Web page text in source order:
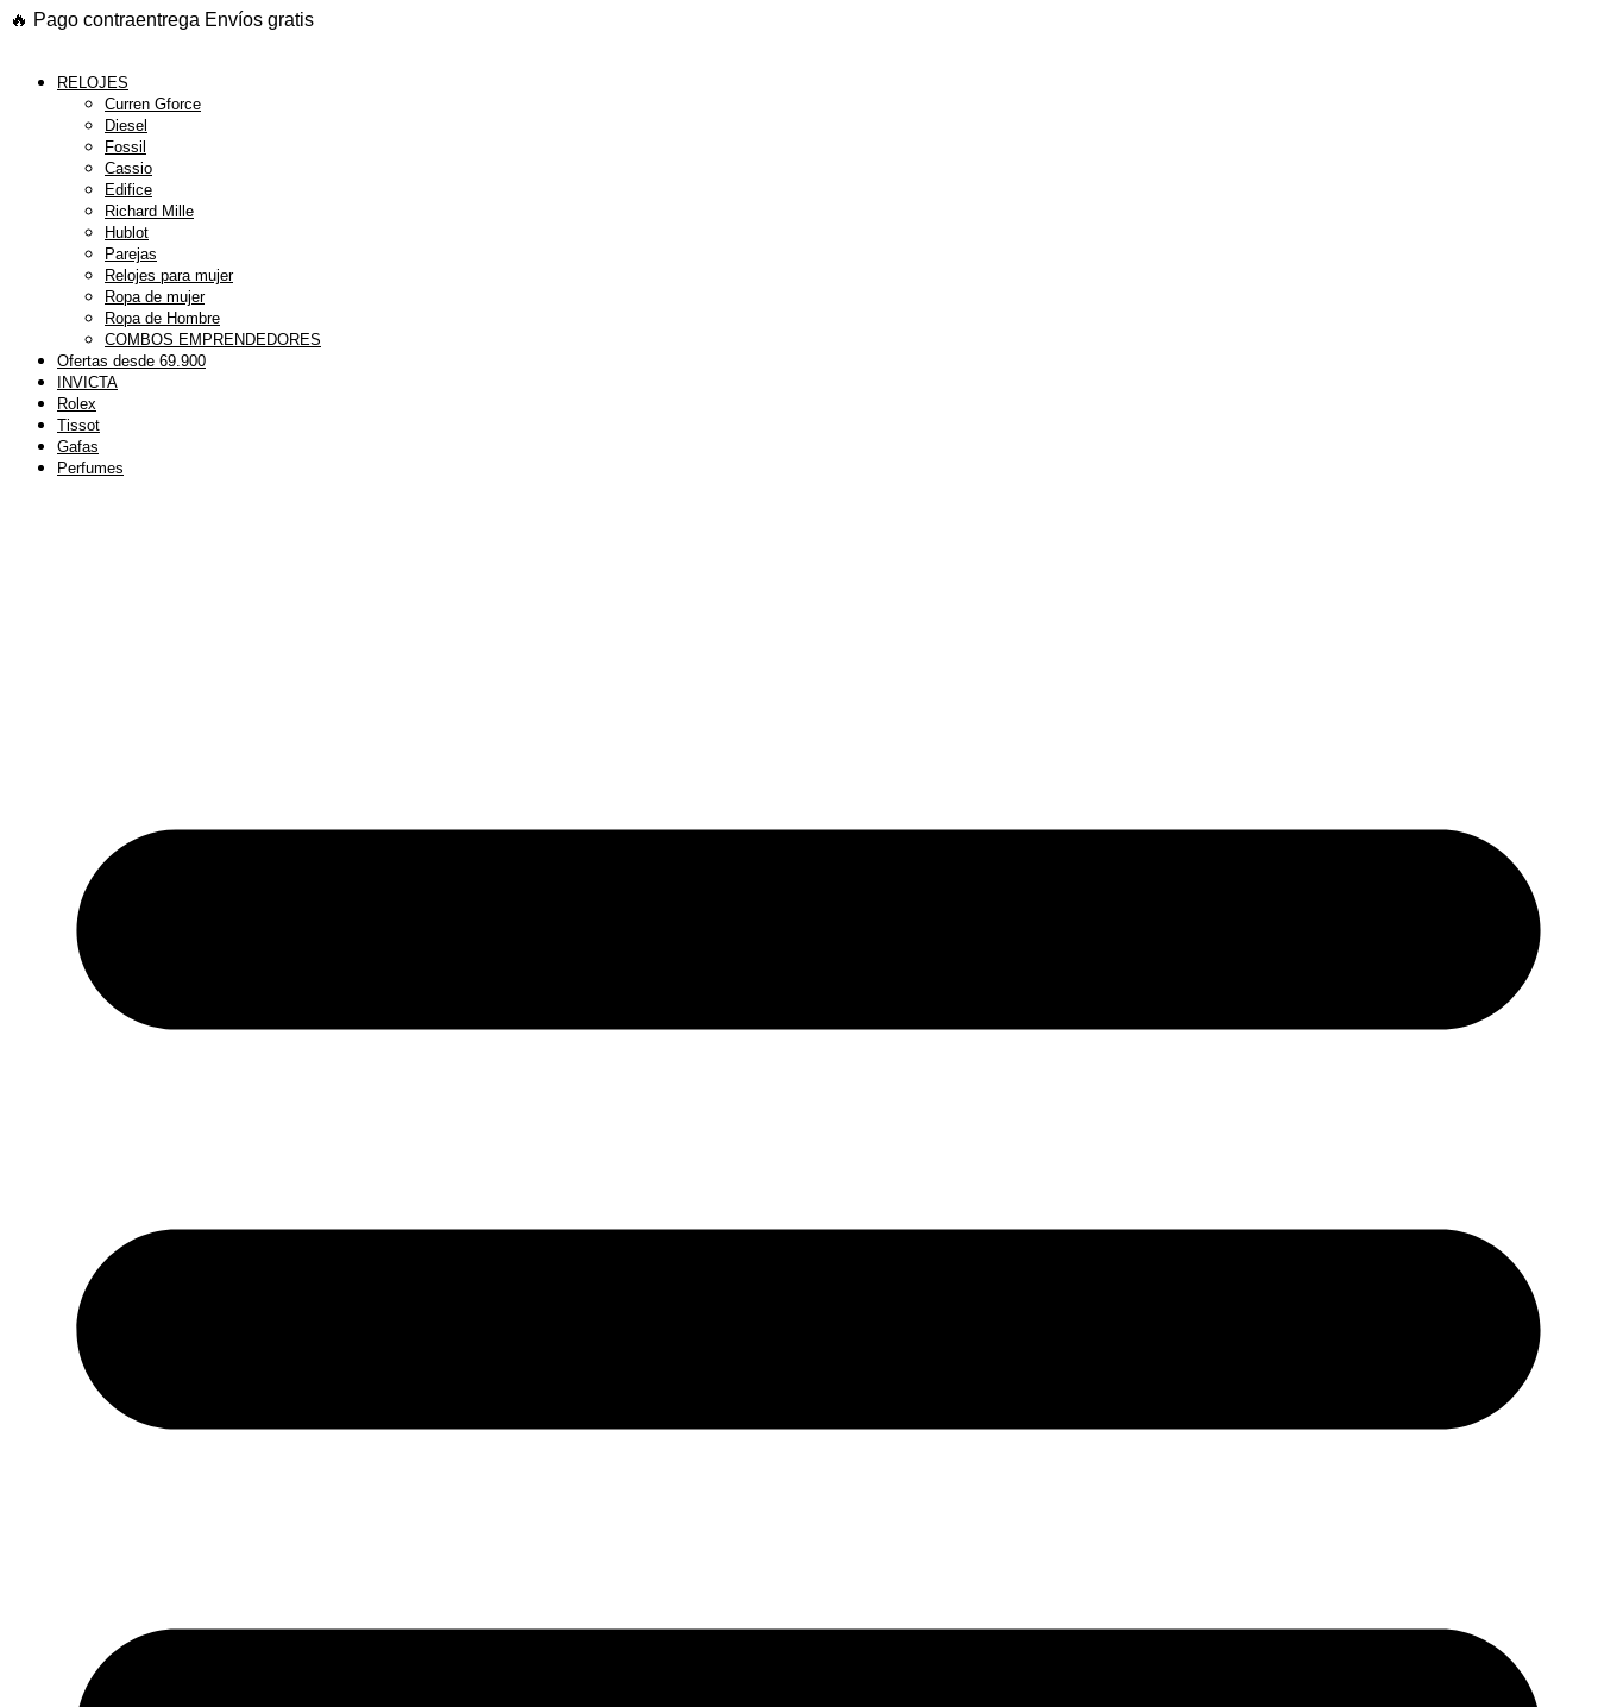
Ir🔥 Pago contraentrega Envíos gratis
RELOJES
Curren Gforce
Diesel
Fossil
Cassio
Edifice
Richard Mille
Hublot
Parejas
Relojes para mujer
Ropa de mujer
Ropa de Hombre
COMBOS EMPRENDEDORES
Ofertas desde 69.900
INVICTA
Rolex
Tissot
Gafas
Perfumes